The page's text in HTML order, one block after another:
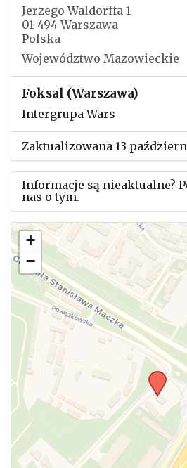
Jerzego Waldorffa 1
01-494 Warszawa
Polska
Województwo Mazowieckie
Foksal (Warszawa)
Intergrupa Wars
Zaktualizowana 13
Informacje są nieaktualne?
nas o tym.
Użyj tego formularza aby
zmianach w powyższym
+
−